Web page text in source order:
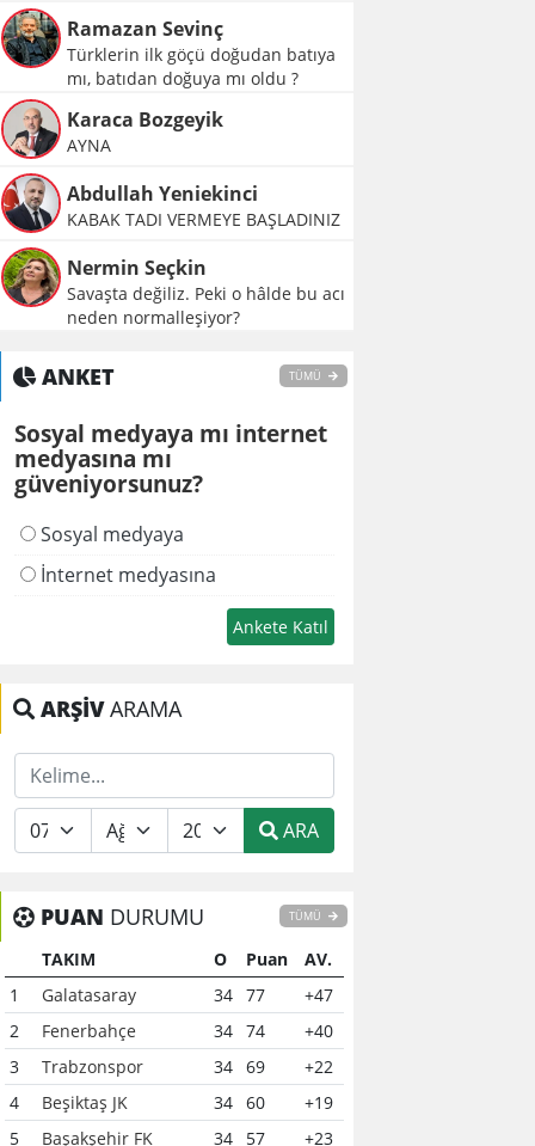
Ramazan Sevinç
Türklerin ilk göçü doğudan batıya
mı, batıdan doğuya mı oldu ?
Karaca Bozgeyik
AYNA
Abdullah Yeniekinci
KABAK TADI VERMEYE BAŞLADINIZ
Nermin Seçkin
Savaşta değiliz. Peki o hâlde bu acı
neden normalleşiyor?
ANKET TÜMÜ
Sosyal medyaya mı internet
medyasına mı
güveniyorsunuz?
Sosyal medyaya
İnternet medyasına
ARŞİVARAMA
ARA
PUAN DURUMU TÜMÜ
TAKIM O Puan
AV.
1
Galatasaray 34 77
+47
2
Fenerbahçe 34 74
+40
3
Trabzonspor 34 69
+22
4
Beşiktaş JK 34 60
+19
5
Başakşehir FK 34 57
+23